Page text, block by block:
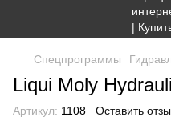
Спецпрограммы
Liqui Moly
Артикул: 1108 Оставить